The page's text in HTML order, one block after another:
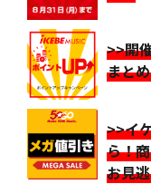
>>開
まと
>>イ
ら！
お見